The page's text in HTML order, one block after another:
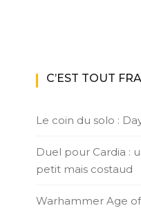
C’EST TOUT
Le coin du solo :
Duel pour Cardia :
petit mais costaud
Warhammer Age